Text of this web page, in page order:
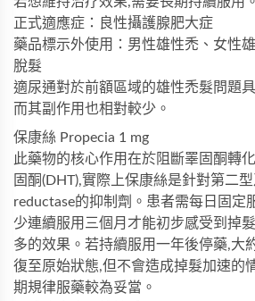
正式適應症：良性攝護腺肥大症
藥品標示外使用：男性雄性禿、女性
脫髮
適尿通對於前額區域的雄性禿髮問題
而其副作用也相對較少。
保康絲 Propecia 1 mg
此藥物的核心作用在於阻斷睪固酮轉
固酮(DHT),實際上保康絲是針對第二
reductase的抑制劑。患者需每日固定
少連續服用三個月才能初步感受到掉
多的效果。若持續服用一年後停藥,大
復至原始狀態,但不會造成掉髮加速的
期規律服藥較為妥當。